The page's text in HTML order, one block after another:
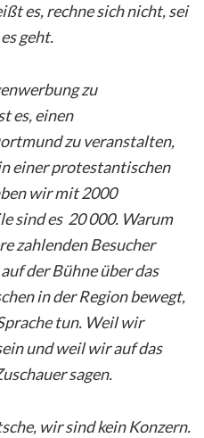
es, rechne sich nicht, sei
geht.
zu
es, einen
zu veranstalten,
einer protestantischen
wir mit 2000
sind es 20 000. Warum
zahlenden Besucher
der Bühne über das
in der Region bewegt,
tun. Weil wir
und weil wir auf das
sagen.
wir sind kein Konzern.